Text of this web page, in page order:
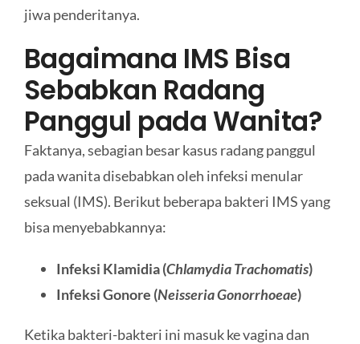
jiwa penderitanya.
Bagaimana IMS Bisa
Sebabkan Radang
Panggul pada Wanita?
Faktanya, sebagian besar kasus radang panggul
pada wanita disebabkan oleh infeksi menular
seksual (IMS). Berikut beberapa bakteri IMS yang
bisa menyebabkannya:
Infeksi Klamidia (Chlamydia Trachomatis)
Infeksi Gonore (Neisseria Gonorrhoeae)
Ketika bakteri-bakteri ini masuk ke vagina dan